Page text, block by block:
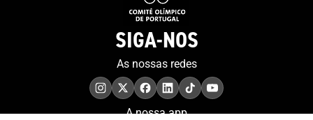
SIGA-NOS
As nossas redes
A nossa app